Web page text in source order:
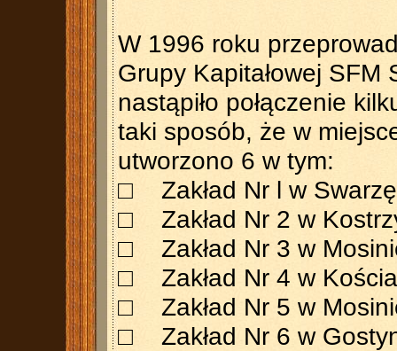
W 1996 roku
Grupy Kapitałowej
nastąpiło połączenie
taki sposób, że w
utworzono 6 w tym:
□ Zakład Nr l w
□ Zakład Nr 2 w
□ Zakład Nr 3 w
□ Zakład Nr 4 w
□ Zakład Nr 5 w
□ Zakład Nr 6 w